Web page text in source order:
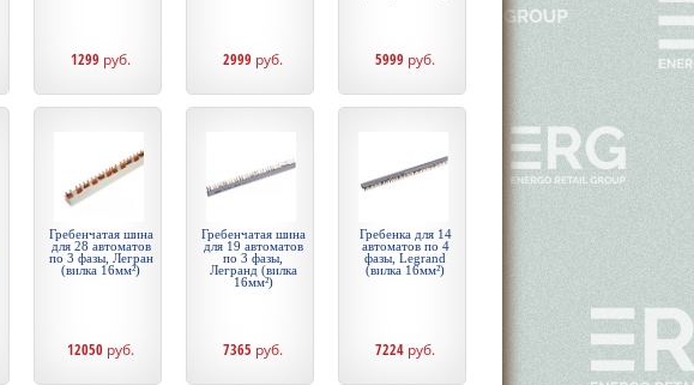
1299 руб. 2999 руб. 5999 руб.
Гребенчатая шина
для 28 автоматов
по 3 фазы, Легран
(вилка 16мм²)
12050 руб.
Гребенчатая шина
для 19 автоматов
по 3 фазы,
Легранд (вилка
16мм²)
7365 руб.
Гребенка для 14
автоматов по 4
фазы, Legrand
(вилка 16мм²)
7224 руб.